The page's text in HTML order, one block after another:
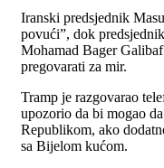
Iranski predsjednik
povući”, dok
Mohamad Bager
pregovarati za mir.
Tramp je razgovarao
upozorio da bi mogao
Republikom, ako
sa Bijelom kućom.